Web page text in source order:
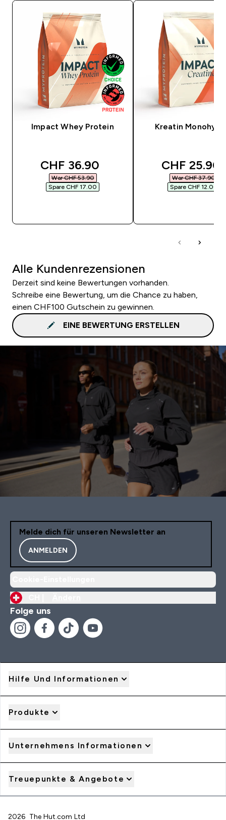
Impact Whey Protein
discounted price
CHF 36.90‎
War CHF 53.90‎
Spare CHF 17.00‎
Kreatin
discounted
CHF 25.90‎
War CHF 37.90‎
Spare CHF 12.00‎
Alle Kundenrezensionen
Derzeit sind keine Bewertungen vorhanden.
Schreibe eine Bewertung, um die Chance zu haben,
einen CHF100 Gutschein zu gewinnen.
EINE BEWERTUNG ERSTELLEN
Melde dich für unseren Newsletter an
ANMELDEN
Folge uns
Hilfe Und Informationen
Produkte
Unternehmens Informationen
Treuepunkte & Angebote
2026 The Hut.com Ltd